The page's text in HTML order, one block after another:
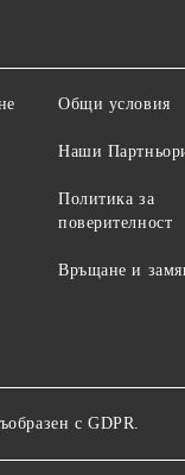
Общи условия
Наши
Политика за
поверителност
Връщане и
с GDPR.